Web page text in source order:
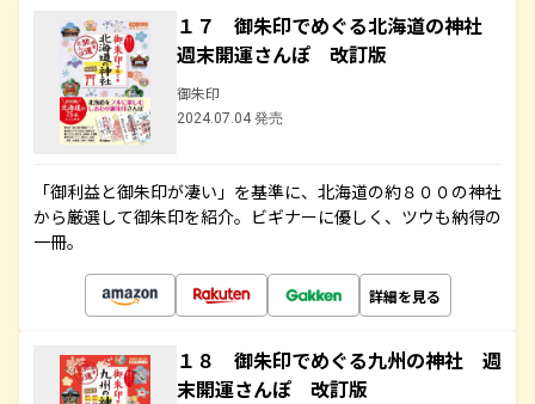
１７ 御朱印でめぐる北海道の神社
週末開運さんぽ 改訂版
御朱印
2024.07.04 発売
「御利益と御朱印が凄い」を基準に、北海道の約８００の神社
から厳選して御朱印を紹介。ビギナーに優しく、ツウも納得の
一冊。
詳細を見る
１８ 御朱印でめぐる九州の神社 週
末開運さんぽ 改訂版